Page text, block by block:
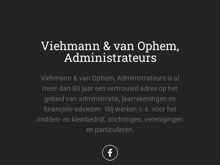
Viehmann & van Ophem,
Administrateurs
Viehmann & van Ophem, Administrateurs is al
meer dan 80 jaar een vertrouwd adres op het
gebied van administratie, jaarrekeningen en
financiële adviezen. Wij werken o.a. voor het
midden- en kleinbedrijf, stichtingen, verenigingen
en particulieren.